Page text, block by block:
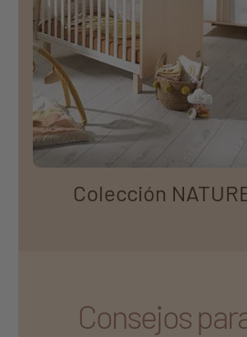
Colección
Consejos